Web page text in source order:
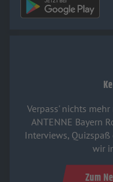
Verpass' nichts
ANTENNE Bayern
Interviews,
wir
Zum